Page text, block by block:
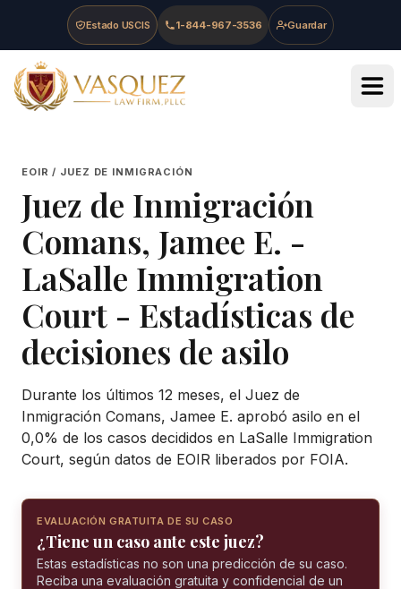
Skip to main content
Skip to navigation
Skip to footer
Estado USCIS 1-844-967-3536 Guardar
Vasquez Law Firm - Home
EOIR / JUEZ DE INMIGRACIÓN
Juez de Inmigración
Comans, Jamee E. -
LaSalle Immigration
Court - Estadísticas de
decisiones de asilo
Durante los últimos 12 meses, el Juez de
Inmigración Comans, Jamee E. aprobó asilo en el
0,0% de los casos decididos en LaSalle Immigration
Court, según datos de EOIR liberados por FOIA.
EVALUACIÓN GRATUITA DE SU CASO
¿Tiene un caso ante este juez?
Estas estadísticas no son una predicción de su caso.
Reciba una evaluación gratuita y confidencial de un